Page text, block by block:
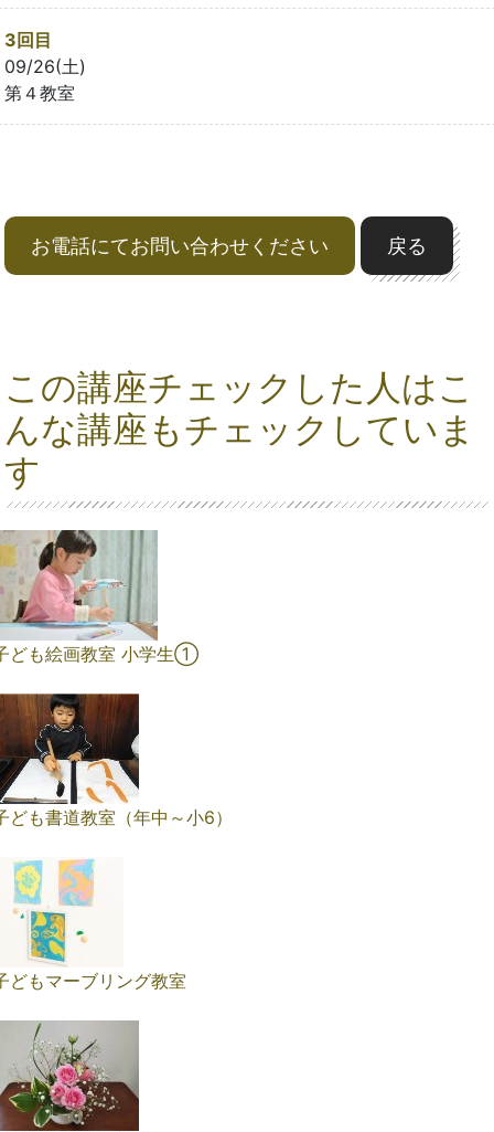
3回目
09/26(土)
第４教室
お電話にてお問い合わせください 戻る
この講座チェックした人はこ
んな講座もチェックしていま
す
ども絵画教室 小学生①
ども書道教室（年中～小6）
どもマーブリング教室